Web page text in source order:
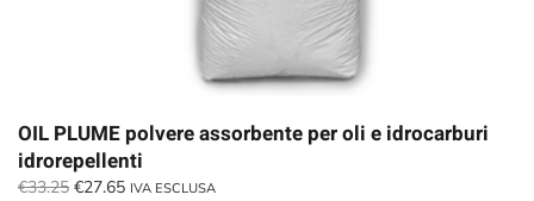
OIL PLUME polvere assorbente per oli e idrocarburi
idrorepellenti
€33.25 Il
€27.65IlIVA ESCLUSA